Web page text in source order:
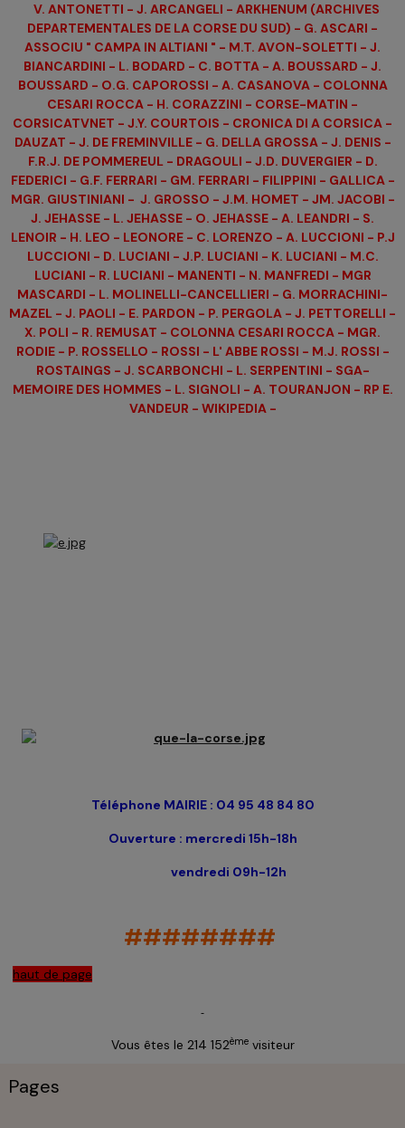
V. ANTONETTI - J. ARCANGELI - ARKHENUM (ARCHIVES
DEPARTEMENTALES DE LA CORSE DU SUD) - G. ASCARI -
ASSOCIU " CAMPA IN ALTIANI " - M.T. AVON-SOLETTI - J.
BIANCARDINI - L. BODARD - C. BOTTA - A. BOUSSARD - J.
BOUSSARD - O.G. CAPOROSSI - A. CASANOVA - COLONNA
CESARI ROCCA - H. CORAZZINI - CORSE-MATIN -
CORSICATVNET - J.Y. COURTOIS - CRONICA DI A CORSICA -
DAUZAT - J. DE FREMINVILLE - G. DELLA GROSSA - J. DENIS -
F.R.J. DE POMMEREUL - DRAGOULI - J.D. DUVERGIER - D.
FEDERICI - G.F. FERRARI - GM. FERRARI - FILIPPINI - GALLICA -
MGR. GIUSTINIANI - J. GROSSO - J.M. HOMET - JM. JACOBI -
J. JEHASSE - L. JEHASSE - O. JEHASSE - A. LEANDRI - S.
LENOIR - H. LEO - LEONORE - C. LORENZO - A. LUCCIONI - P.J
LUCCIONI - D. LUCIANI - J.P. LUCIANI - K. LUCIANI - M.C.
LUCIANI - R. LUCIANI - MANENTI - N. MANFREDI - MGR
MASCARDI - L. MOLINELLI-CANCELLIERI - G. MORRACHINI-
MAZEL - J. PAOLI - E. PARDON - P. PERGOLA - J. PETTORELLI -
X. POLI - R. REMUSAT - COLONNA CESARI ROCCA - MGR.
RODIE - P. ROSSELLO - ROSSI - L' ABBE ROSSI - M.J. ROSSI -
ROSTAINGS - J. SCARBONCHI - L. SERPENTINI - SGA-
MEMOIRE DES HOMMES - L. SIGNOLI - A. TOURANJON - RP E.
VANDEUR - WIKIPEDIA -
Téléphone MAIRIE : 04 95 48 84 80
Ouverture : mercredi 15h-18h
vendredi 09h-12h
########
haut de page
Vous êtes le 214 152èmevisiteur
Pages